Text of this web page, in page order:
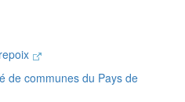
de communes du Pays de